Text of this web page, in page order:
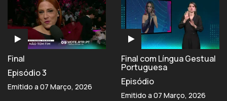
Final
Episódio 3
Emitido a 07 Março, 2026
Final com Língua Gestual
Portuguesa
Episódio
Emitido a 07 Março, 2026